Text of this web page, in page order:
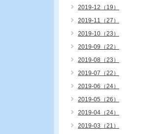
2019-12（19）
2019-11（27）
2019-10（23）
2019-09（22）
2019-08（23）
2019-07（22）
2019-06（24）
2019-05（26）
2019-04（24）
2019-03（21）